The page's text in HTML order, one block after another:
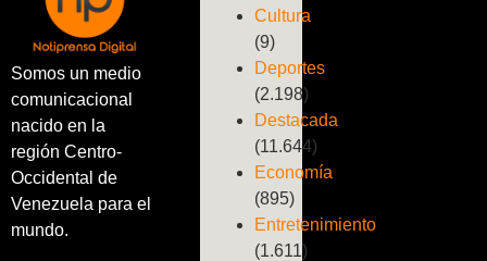
Somos un medio
comunicacional
nacido en la
región Centro-
Occidental de
Venezuela para el
mundo.
Cultura
(9)
Deportes
(2.198)
Destacada
(11.644)
Economía
(895)
Entretenimiento
(1.611)